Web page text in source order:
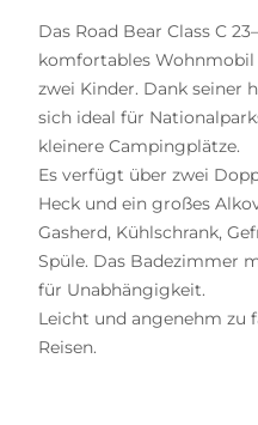
Das Road Bear Class C
komfortables Wohnmobil
zwei Kinder. Dank seiner
sich ideal für
kleinere Campingplätze.
Es verfügt über zwei
Heck und ein großes
Gasherd, Kühlschrank,
Spüle. Das Badezimmer
für Unabhängigkeit.
Leicht und angenehm zu
Reisen.